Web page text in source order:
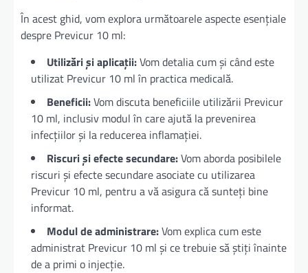
În acest ghid, vom explora următoarele aspecte esențiale
despre Previcur 10 ml:
Utilizări și aplicații:Vom detalia cum și când este
utilizat Previcur 10 ml în practica medicală.
Beneficii:Vom discuta beneficiile utilizării Previcur
10 ml, inclusiv modul în care ajută la prevenirea
infecțiilor și la reducerea inflamației.
Riscuri și efecte secundare:Vom aborda posibilele
riscuri și efecte secundare asociate cu utilizarea
Previcur 10 ml, pentru a vă asigura că sunteți bine
informat.
Modul de administrare:Vom explica cum este
administrat Previcur 10 ml și ce trebuie să știți înainte
de a primi o injecție.